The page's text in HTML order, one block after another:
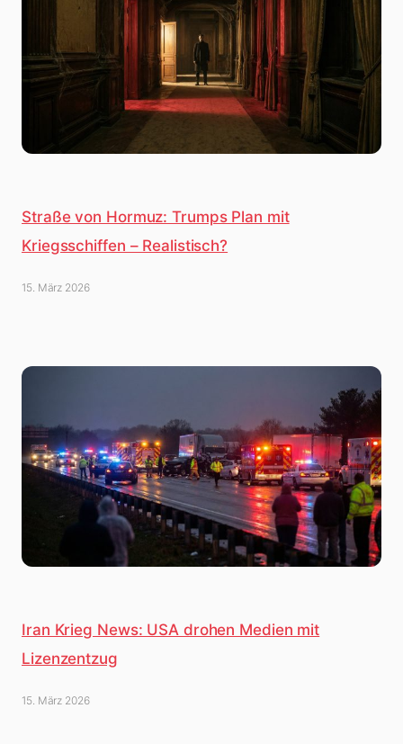
Straße von Hormuz: Trumps Plan mit
Kriegsschiffen – Realistisch?
15. März 2026
Iran Krieg News: USA drohen Medien mit
Lizenzentzug
15. März 2026